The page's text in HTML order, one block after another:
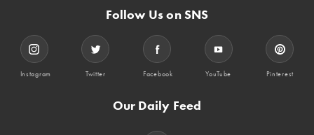
Follow Us on SNS
Instagram Twitter Facebook YouTube Pinterest
Our Daily Feed